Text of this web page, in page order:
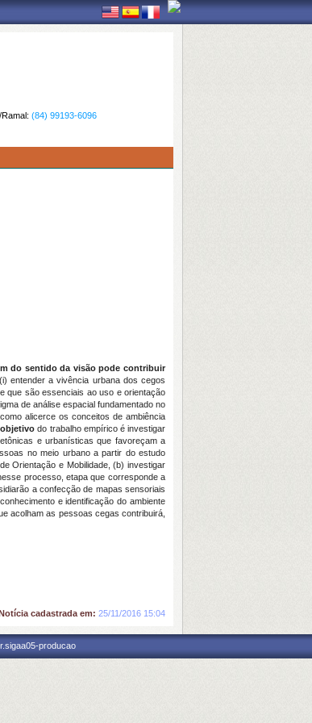
(84) 99193-6096
do sentido da visão pode contribuir
entender a vivência urbana dos cegos
que são essenciais ao uso e orientação
de análise espacial fundamentado no
alicerce os conceitos de ambiência
do trabalho empírico é investigar
e urbanísticas que favoreçam a
no meio urbano a partir do estudo
Orientação e Mobilidade, (b) investigar
processo, etapa que corresponde a
a confecção de mapas sensoriais
e identificação do ambiente
acolham as pessoas cegas contribuirá,
cadastrada em: 25/11/2016 15:04
producao